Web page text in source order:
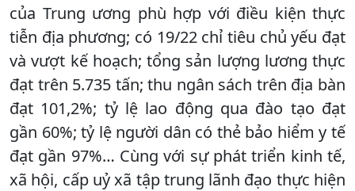
của Trung ương phù hợp với điều kiện thực
tiễn địa phương; có 19/22 chỉ tiêu chủ yếu đạt
và vượt kế hoạch; tổng sản lượng lương thực
đạt trên 5.735 tấn; thu ngân sách trên địa bàn
đạt 101,2%; tỷ lệ lao động qua đào tạo đạt
gần 60%; tỷ lệ người dân có thẻ bảo hiểm y tế
đạt gần 97%… Cùng với sự phát triển kinh tế,
xã hội, cấp uỷ xã tập trung lãnh đạo thực hiện